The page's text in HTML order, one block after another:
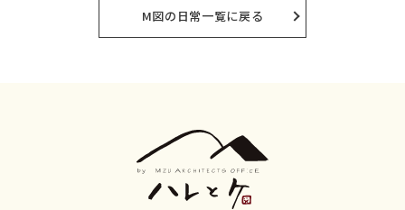
2026年7月
2026年3月
2026年2月
M図の日常一覧に戻る